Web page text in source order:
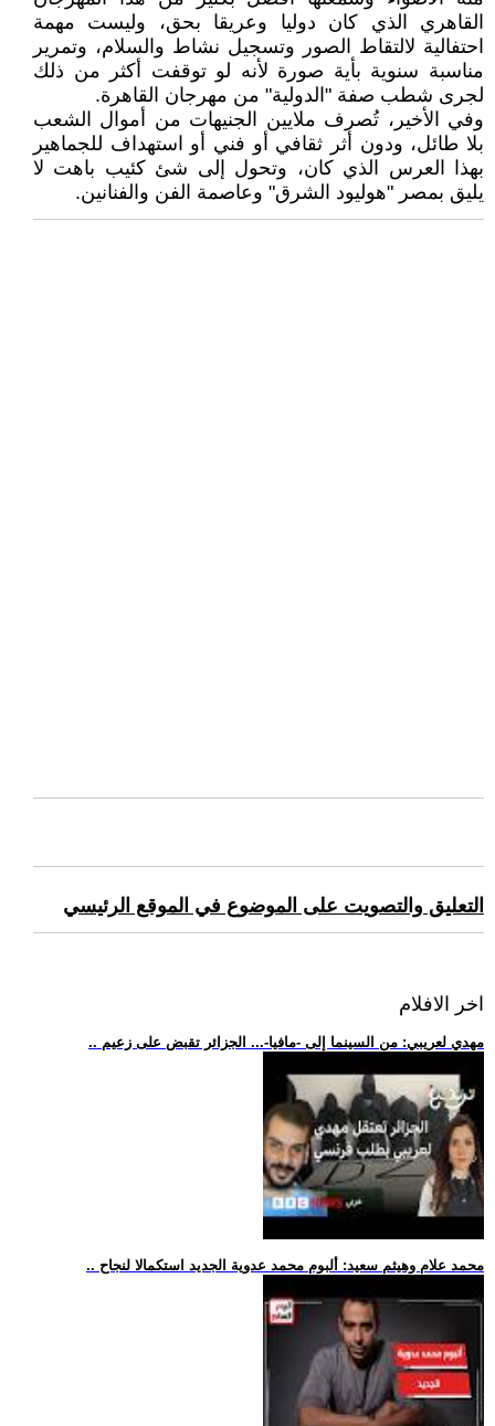
القاهري الذي كان دوليا وعريقا بحق، وليست مهمة
احتفالية لالتقاط الصور وتسجيل نشاط والسلام، وتمرير
مناسبة سنوية بأية صورة لأنه لو توقفت أكثر من ذلك
لجرى شطب صفة "الدولية" من مهرجان القاهرة.
وفي الأخير، تُصرف ملايين الجنيهات من أموال الشعب
بلا طائل، ودون أثر ثقافي أو فني أو استهداف للجماهير
بهذا العرس الذي كان، وتحول إلى شئ كئيب باهت لا
يليق بمصر "هوليود الشرق" وعاصمة الفن والفنانين.
التعليق والتصويت على الموضوع في الموقع الرئيسي
اخر الافلام
.. مهدي لعريبي: من السينما إلى -مافيا-... الجزائر تقبض على زعيم
.. محمد علام وهيثم سعيد: ألبوم محمد عدوية الجديد استكمالا لنجاح